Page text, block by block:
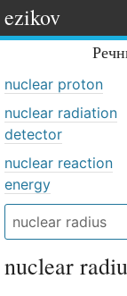
ezikov
nuclear proton
nuclear radiation
detector
nuclear reaction
energy
nuclear